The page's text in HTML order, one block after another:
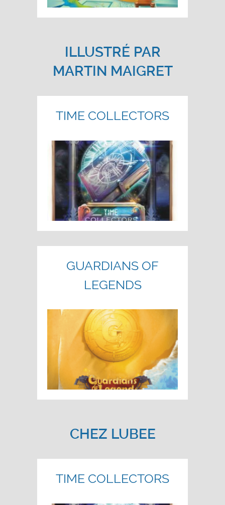
ILLUSTRÉ PAR
MARTIN MAIGRET
TIME COLLECTORS
GUARDIANS OF
LEGENDS
CHEZ LUBEE
TIME COLLECTORS